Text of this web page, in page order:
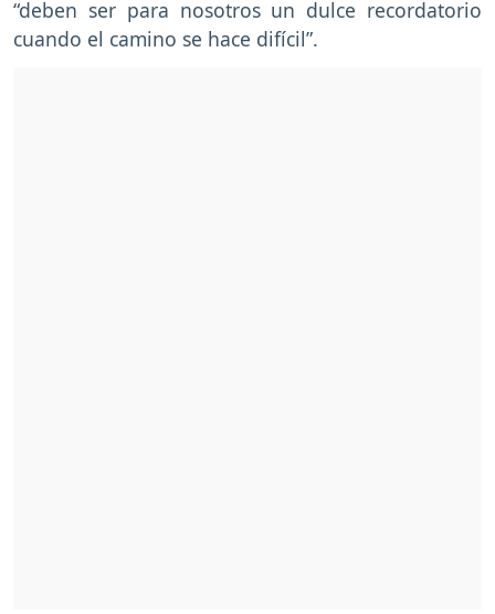
“deben ser para nosotros un dulce recordatorio
cuando el camino se hace difícil”.